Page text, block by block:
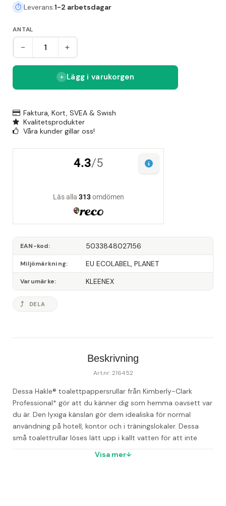
Leverans:1-2 arbetsdagar
ANTAL
- +
Lägg i varukorgen
Faktura, Kort, SVEA & Swish
Kvalitetsprodukter
Våra kunder gillar oss!
EAN-kod 5033848027156
Miljömärkning EU ECOLABEL, PLANET
Varumärke KLEENEX
DELA
Beskrivning
Art.nr: 216452
Dessa Hakle® toalettpappersrullar från Kimberly-Clark
Professional* gör att du känner dig som hemma oavsett var
du är. Den lyxiga känslan gör dem idealiska för normal
användning på hotell, kontor och i träningslokaler. Dessa
små toalettrullar löses lätt upp i kallt vatten för att inte
Visa mer